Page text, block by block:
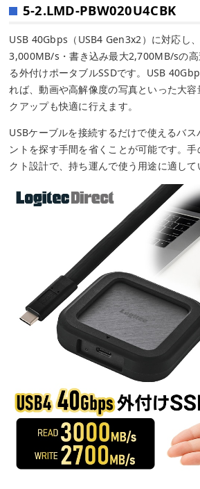
5-2.LMD-PBW020U4CBK
USB 40Gbps（USB4 Gen3x2）に対応し
3,000MB/s・書き込み最大2,700MB/sの
る外付けポータブルSSDです。USB
れば、動画や高解像度の写真といった大
クアップも快適に行えます。
USBケーブルを接続するだけで使えるバ
ントを探す手間を省くことが可能です。
クト設計で、持ち運んで使う用途に適して